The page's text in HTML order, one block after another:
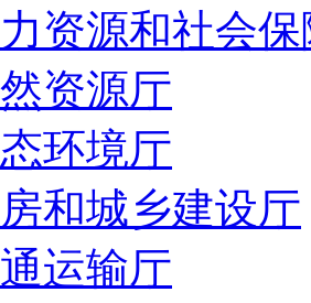
资源和社会
资源厅
环境厅
和城乡建设厅
运输厅